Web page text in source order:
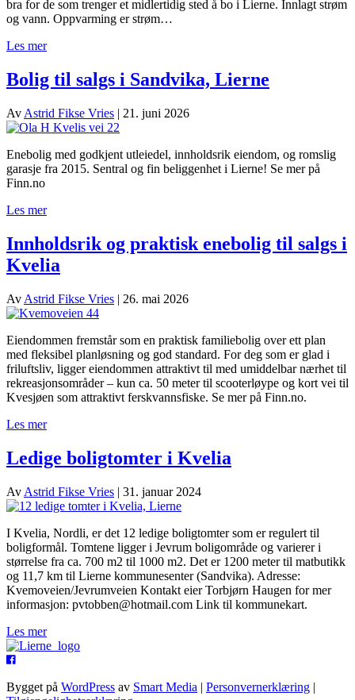
bra for de som trenger et midlertidig sted å bo i Lierne. Innlagt strøm
og vann. Oppvarming er strøm…
Les mer
Bolig til salgs i Sandvika, Lierne
Av Astrid Fikse Vries | 21. juni 2026
Enebolig med godkjent utleiedel, innholdsrik eiendom, og romslig
garasje fra 2015. Sentral og fin beliggenhet i Lierne! Se mer på
Finn.no
Les mer
Innholdsrik og praktisk enebolig til salgs i
Kvelia
Av Astrid Fikse Vries | 26. mai 2026
Eiendommen fremstår som en praktisk familiebolig over ett plan
med fleksibel planløsning og god standard. For deg som er glad i
friluftsliv, ligger eiendommen attraktivt til med umiddelbar nærhet til
rekreasjonsområder – kun ca. 50 meter til scooterløype og kort vei til
Kvesjøen som attraktivt ferskvannsfiske. Se mer på Finn.no.
Les mer
Ledige boligtomter i Kvelia
Av Astrid Fikse Vries | 31. januar 2024
I Kvelia, Nordli, er det 12 ledige boligtomter som er regulert til
boligformål. Tomtene ligger i Jevrum boligområde og varierer i
størrelse fra ca. 700 m2 til 1000 m2. Det er 1200 meter til matbutikk
og 11,7 km til Lierne kommunesenter (Sandvika). Adresse:
Kvemoveien/Jevrumveien Kontakt eier Torbjørn Haugen for mer
informasjon: pvtobben@hotmail.com Link til kommunekart.
Les mer
Bygget på WordPress av Smart Media | Personvernerklæring |